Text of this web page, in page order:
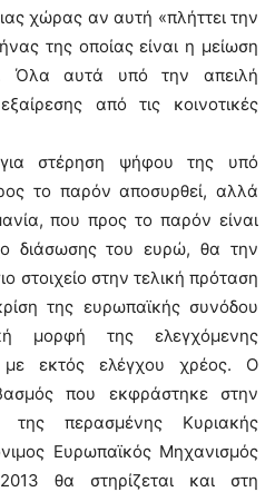
χώρας αν αυτή «πλήττει την
της οποίας είναι η μείωση
Όλα αυτά υπό την απειλή
από τις κοινοτικές
στέρηση ψήφου της υπό
το παρόν αποσυρθεί, αλλά
που προς το παρόν είναι
διάσωσης του ευρώ, θα την
στοιχείο στην τελική πρόταση
της ευρωπαϊκής συνόδου
μορφή της ελεγχόμενης
με εκτός ελέγχου χρέος. Ο
που εκφράστηκε στην
περασμένης Κυριακής
Ευρωπαϊκός Μηχανισμός
θα στηρίζεται και στη